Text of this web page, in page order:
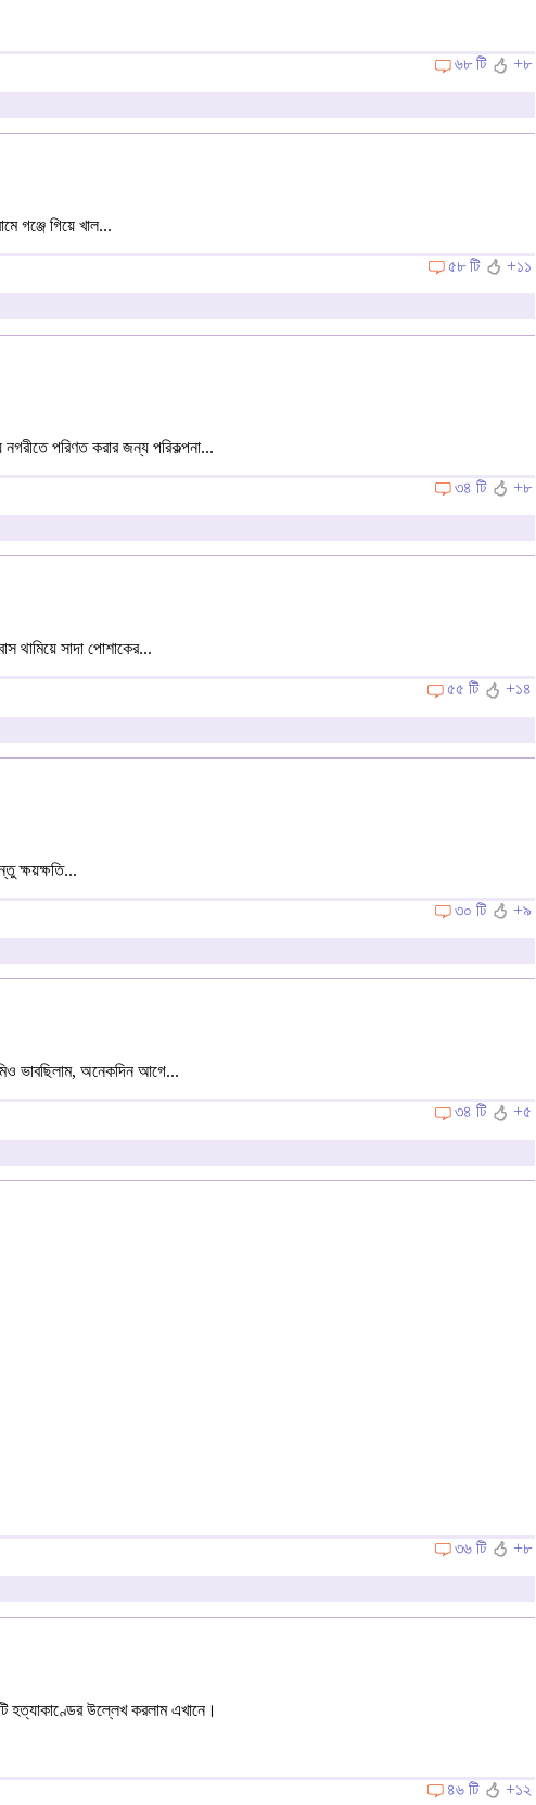
৬৮ টি +৮
গঞ্জে গিয়ে খাল...
৫৮ টি +১১
পরিণত করার জন্য পরিকল্পনা...
৩৪ টি +৮
থামিয়ে সাদা পোশাকের...
৫৫ টি +১৪
ক্ষয়ক্ষতি...
৩০ টি +৯
ভাবছিলাম, অনেকদিন আগে...
৩৪ টি +৫
৩৬ টি +৮
হত্যাকাণ্ডের উল্লেখ করলাম এখানে।
৪৬ টি +১২